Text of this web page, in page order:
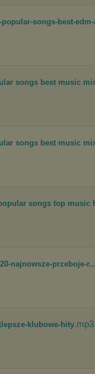
songs-best-
songs best music
songs best music
songs top music
najnowsze-przeboje-
klubowe-hity.mp3